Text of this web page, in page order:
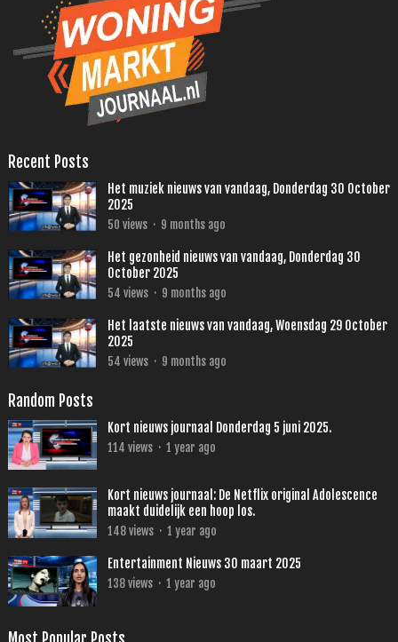
Recent Posts
Het muziek nieuws van vandaag, Donderdag 30 October
2025
50 views · 9 months ago
Het gezonheid nieuws van vandaag, Donderdag 30
October 2025
54 views · 9 months ago
Het laatste nieuws van vandaag, Woensdag 29 October
2025
54 views · 9 months ago
Random Posts
Kort nieuws journaal Donderdag 5 juni 2025.
114 views · 1 year ago
Kort nieuws journaal: De Netflix original Adolescence
maakt duidelijk een hoop los.
148views · 1 year ago
Entertainment Nieuws 30 maart 2025
138views · 1 year ago